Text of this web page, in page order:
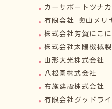
カーサポートツナカ
有限会社 奥山メリ
株式会社芳賀にこ
株式会社太陽機械
山形大光株式会社
八松園株式会社
布施建設株式会社
有限会社グッドラ